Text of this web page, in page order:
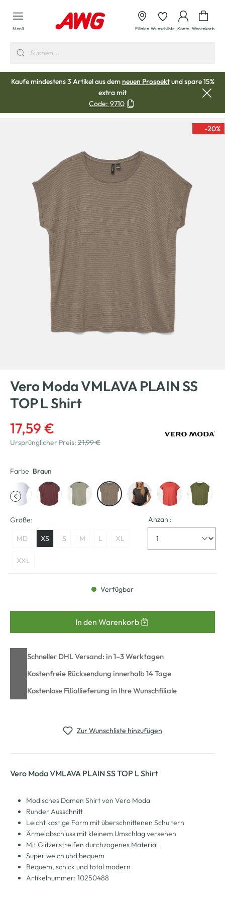
springen
Menü Filialen Wunschliste Konto Warenkorb
Kaufe mindestens 3 Artikel aus demneuen Prospektund spare 15%
extra mit
Code: 9710
-20%
Vero Moda VMLAVA PLAIN SS
TOP L Shirt
17,59 €
Ursprünglicher Preis: 21,99 €
Farbe Braun
Größe:
MD XS S M L XL
XXL
Anzahl:
Verfügbar
In den Warenkorb
Schneller DHL Versand: in 1–3 Werktagen
Kostenfreie Rücksendung innerhalb 14 Tage
Kostenlose Filiallieferung in Ihre Wunschfiliale
Zur Wunschliste hinzufügen
Vero Moda VMLAVA PLAIN SS TOP L Shirt
Modisches Damen Shirt von Vero Moda
Runder Ausschnitt
Leicht kastige Form mit überschnittenen Schultern
Ärmelabschluss mit kleinem Umschlag versehen
Mit Glitzerstreifen durchzogenes Material
Super weich und bequem
Bequem, schick und total modern
Artikelnummer: 10250488